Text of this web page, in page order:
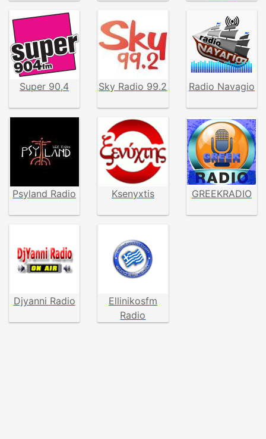
Super 90,4 Sky Radio 99.2 Radio Navagio
Psyland Radio Ksenyxtis GREEKRADIO
Djyanni Radio
Ellinikosfm
Radio